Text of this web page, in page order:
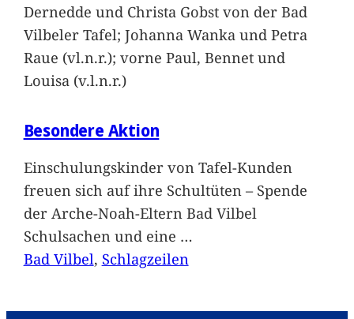
Dernedde und Christa Gobst von der Bad
Vilbeler Tafel; Johanna Wanka und Petra
Raue (vl.n.r.); vorne Paul, Bennet und
Louisa (v.l.n.r.)
Besondere Aktion
Einschulungskinder von Tafel-Kunden
freuen sich auf ihre Schultüten – Spende
der Arche-Noah-Eltern Bad Vilbel
Schulsachen und eine …
Bad Vilbel, Schlagzeilen